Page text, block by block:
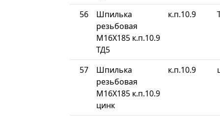
56
Шпилька
резьбовая
М16Х185 к.п.10.9
ТД5
к.п.10.9
57
Шпилька
резьбовая
М16Х185 к.п.10.9
цинк
к.п.10.9